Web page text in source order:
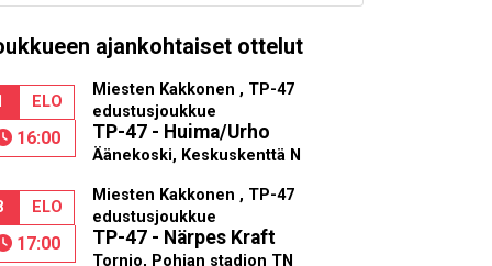
ajankohtaiset ottelut
ELO
16:00
Miesten Kakkonen , TP-47
edustusjoukkue
TP-47 - Huima/Urho
Äänekoski, Keskuskenttä N
ELO
17:00
Miesten Kakkonen , TP-47
edustusjoukkue
TP-47 - Närpes Kraft
Tornio, Pohjan stadion TN